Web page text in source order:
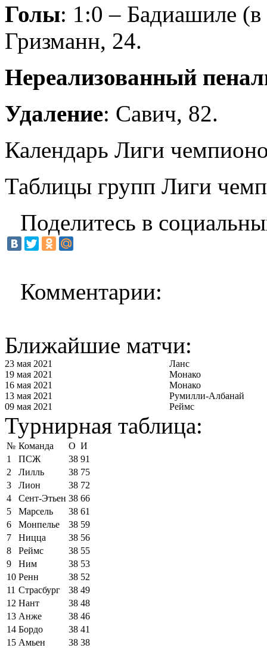
Голы: 1:0 – Бадиашиле
Гризманн, 24.
Нереализованный
Удаление: Савич, 82.
Календарь Лиги
Таблицы групп Лиги
Поделитесь в
Комментарии:
Ближайшие матчи:
23 мая 2021
Ланс
19 мая 2021
Монако
16 мая 2021
Монако
13 мая 2021
Румилли-Албанай
09 мая 2021
Реймс
Турнирная таблица:
№ Команда О И
1
ПСЖ 38 91
2
Лилль 38 75
3
Лион 38 72
4
Сент-Этьен 38 66
5
Марсель 38 61
6
Монпелье 38 59
7
Ницца 38 56
8
Реймс 38 55
9
Ним 38 53
10 Ренн 38 52
11 Страсбург 38 49
12 Нант 38 48
13 Анже 38 46
14 Бордо 38 41
15 Амьен 38 38